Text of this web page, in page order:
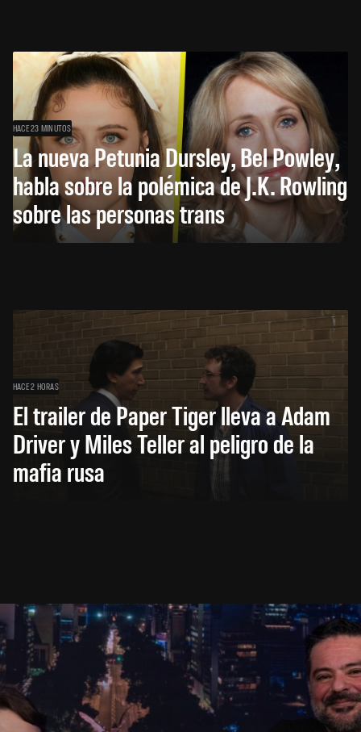
HACE 23 MINUTOS
La nueva Petunia Dursley, Bel Powley,
habla sobre la polémica de J.K. Rowling
sobre las personas trans
HACE 2 HORAS
El trailer de Paper Tiger lleva a Adam
Driver y Miles Teller al peligro de la
mafia rusa